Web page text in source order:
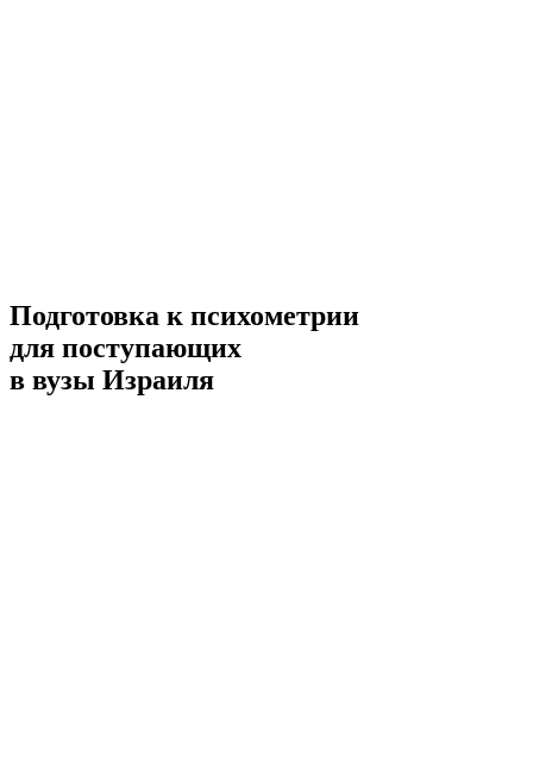
Подготовка к психометрии
для поступающих
в вузы Израиля